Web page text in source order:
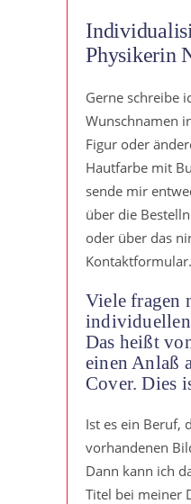
Physikerin
Gerne schreibe
Wunschnamen
Figur oder
Hautfarbe mit
sende mir
über die
oder über das
Kontaktformular.
Viele fragen
Das heißt
einen Anlaß
Cover. Dies
Ist es ein Beruf,
vorhandenen
Dann kann ich
Titel bei meiner